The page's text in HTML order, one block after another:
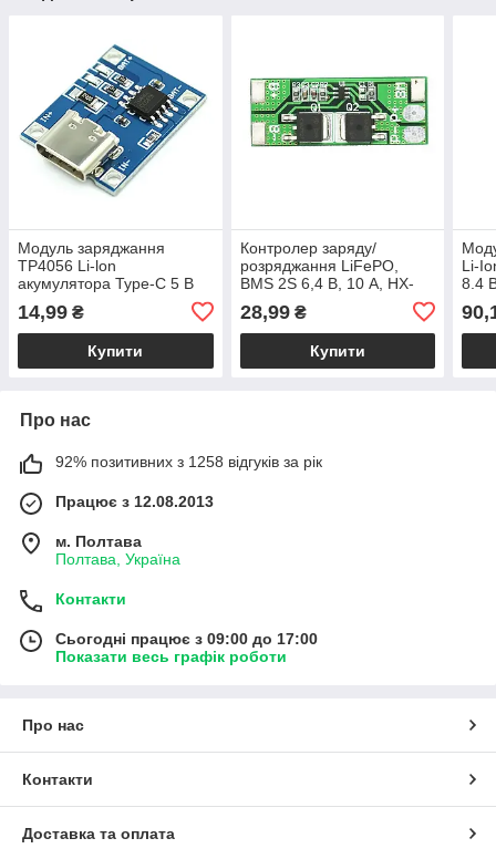
Модуль заряджання
TP4056 Li-lon
акумулятора Type-C 5 В
14,99 ₴
Купити
Контролер заряду/
розряджання LiFePO,
BMS 2S 6,4 В, 10 А, HX-
28,99₴
Купити
Li-
8.4
Про нас
92% позитивних з 1258 відгуків за рік
Працює з 12.08.2013
м. Полтава
Полтава, Україна
Контакти
Сьогодні працює з 09:00 до 17:00
Показати весь графік роботи
Про нас
Контакти
Доставка та оплата